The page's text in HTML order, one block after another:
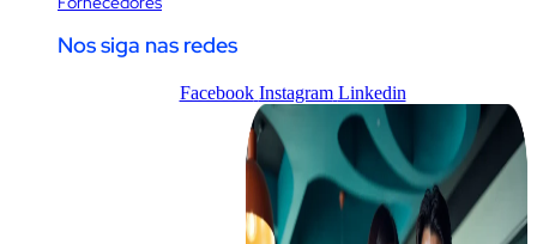
Nos siga nas redes
Facebook Instagram Linkedin